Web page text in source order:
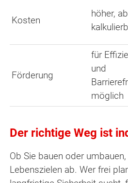
Kosten
höher,
Förderung
für
und
möglich
Der richtige Weg ist
Ob Sie bauen oder
Lebenszielen ab. Wer frei